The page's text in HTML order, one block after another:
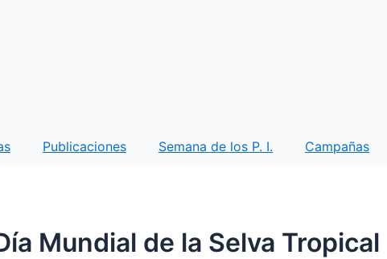
Publicaciones Semana de los P. I. Campañas
Mundial de la Selva Tropical